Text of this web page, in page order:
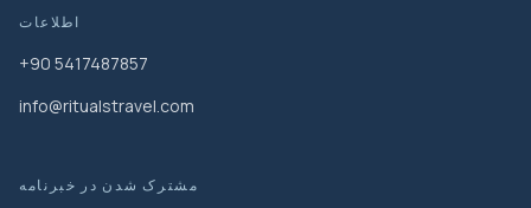
اطلاعات
+90 5417487857
info@ritualstravel.com
مشترک شدن در خبرنامه